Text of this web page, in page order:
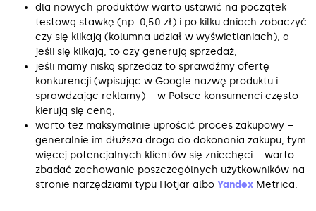
dla nowych produktów warto ustawić na początek
testową stawkę (np. 0,50 zł) i po kilku dniach zobaczyć
czy się klikają (kolumna udział w wyświetlaniach), a
jeśli się klikają, to czy generują sprzedaż,
jeśli mamy niską sprzedaż to sprawdźmy ofertę
konkurencji (wpisując w Google nazwę produktu i
sprawdzając reklamy) – w Polsce konsumenci często
kierują się ceną,
warto też maksymalnie uprościć proces zakupowy –
generalnie im dłuższa droga do dokonania zakupu, tym
więcej potencjalnych klientów się zniechęci – warto
zbadać zachowanie poszczególnych użytkowników na
stronie narzędziami typu Hotjar albo Yandex Metrica.